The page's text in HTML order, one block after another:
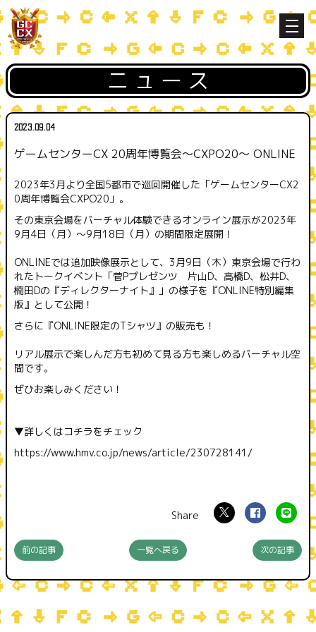
ニュース
2023.09.04
ゲームセンターCX 20周年博覧会～CXPO20～ ONLINE
2023年3月より全国5都市で巡回開催した「ゲームセンターCX2
0周年博覧会CXPO20」。
その東京会場をバーチャル体験できるオンライン展示が2023年
9月4日（月）～9月18日（月）の期間限定展開！
ONLINEでは追加映像展示として、3月9日（木）東京会場で行わ
れたトークイベント「菅Pプレゼンツ 片山D、高橋D、松井D、
楠田Dの『ディレクターナイト』」の様子を『ONLINE特別編集
版』として公開！
さらに『ONLINE限定のTシャツ』の販売も！
リアル展示で楽しんだ方も初めて見る方も楽しめるバーチャル空
間です。
ぜひお楽しみください！
▼詳しくはコチラをチェック
https://www.hmv.co.jp/news/article/230728141/
次の記事
一覧へ戻る
前の記事